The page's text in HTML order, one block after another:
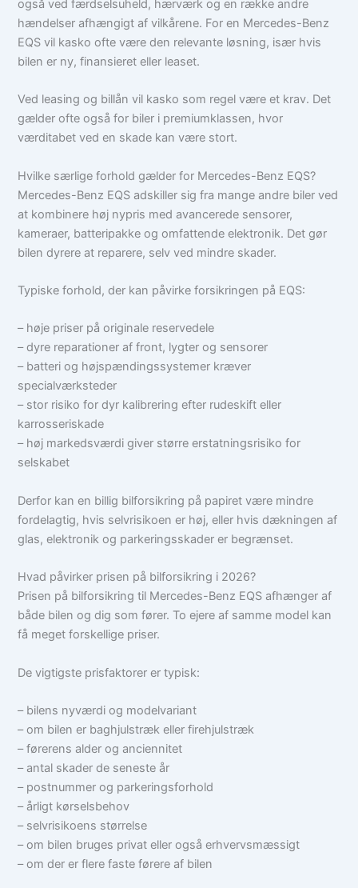
også ved færdselsuheld, hærværk og en række andre
hændelser afhængigt af vilkårene. For en Mercedes-Benz
EQS vil kasko ofte være den relevante løsning, især hvis
bilen er ny, finansieret eller leaset.
Ved leasing og billån vil kasko som regel være et krav. Det
gælder ofte også for biler i premiumklassen, hvor
værditabet ved en skade kan være stort.
Hvilke særlige forhold gælder for Mercedes-Benz EQS?
Mercedes-Benz EQS adskiller sig fra mange andre biler ved
at kombinere høj nypris med avancerede sensorer,
kameraer, batteripakke og omfattende elektronik. Det gør
bilen dyrere at reparere, selv ved mindre skader.
Typiske forhold, der kan påvirke forsikringen på EQS:
– høje priser på originale reservedele
– dyre reparationer af front, lygter og sensorer
– batteri og højspændingssystemer kræver
specialværksteder
– stor risiko for dyr kalibrering efter rudeskift eller
karrosseriskade
– høj markedsværdi giver større erstatningsrisiko for
selskabet
Derfor kan en billig bilforsikring på papiret være mindre
fordelagtig, hvis selvrisikoen er høj, eller hvis dækningen af
glas, elektronik og parkeringsskader er begrænset.
Hvad påvirker prisen på bilforsikring i 2026?
Prisen på bilforsikring til Mercedes-Benz EQS afhænger af
både bilen og dig som fører. To ejere af samme model kan
få meget forskellige priser.
De vigtigste prisfaktorer er typisk:
– bilens nyværdi og modelvariant
– om bilen er baghjulstræk eller firehjulstræk
– førerens alder og anciennitet
– antal skader de seneste år
– postnummer og parkeringsforhold
– årligt kørselsbehov
– selvrisikoens størrelse
– om bilen bruges privat eller også erhvervsmæssigt
– om der er flere faste førere af bilen